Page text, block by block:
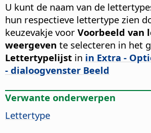
U kunt de naam van de
hun respectieve lettertype zien
keuzevakje voor Voorbeeld van
weergeven te selecteren in het
Lettertypelijst in in Extra -
- dialoogvenster Beeld
Verwante onderwerpen
Lettertype